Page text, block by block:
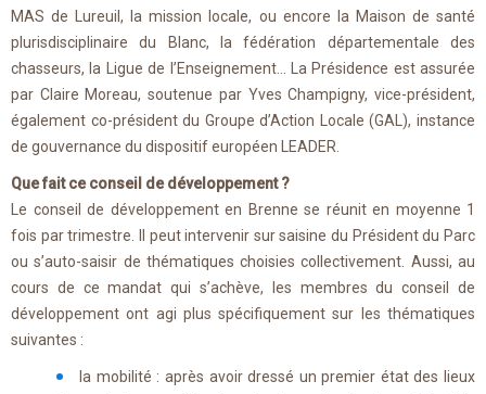
MAS de Lureuil, la mission locale, ou encore la Maison de santé
plurisdisciplinaire du Blanc, la fédération départementale des
chasseurs, la Ligue de l’Enseignement… La Présidence est assurée
par Claire Moreau, soutenue par Yves Champigny, vice-président,
également co-président du Groupe d’Action Locale (GAL), instance
de gouvernance du dispositif européen LEADER.
Que fait ce conseil de développement ?
Le conseil de développement en Brenne se réunit en moyenne 1
fois par trimestre. Il peut intervenir sur saisine du Président du Parc
ou s’auto-saisir de thématiques choisies collectivement. Aussi, au
cours de ce mandat qui s’achève, les membres du conseil de
développement ont agi plus spécifiquement sur les thématiques
suivantes :
la mobilité : après avoir dressé un premier état des lieux